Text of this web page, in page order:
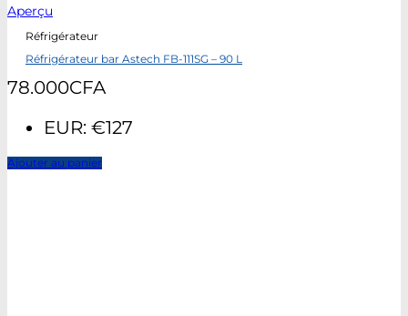
Aperçu
Réfrigérateur
Réfrigérateur bar Astech FB-111SG – 90 L
78.000CFA
EUR: €127
Ajouter au panier